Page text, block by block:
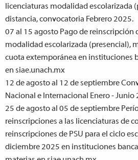
licenciaturas modalidad escolarizada
distancia, convocatoria Febrero 2025.
07 al 15 agosto Pago de reinscripción
modalidad escolarizada (presencial),
cuota extemporánea en instituciones
en siae.unach.mx
12 de agosto al 12 de septiembre
Nacional e Internacional Enero - Junio
25 de agosto al 05 de septiembre
reinscripciones a las licenciaturas de
reinscripciones de PSU para el ciclo
diciembre 2025 en instituciones